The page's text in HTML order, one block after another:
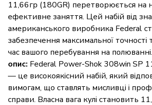
11,66гр (180GR) перетворюється на
ефективне заняття. Цей набій від
американського виробника Federal
забезпечення максимальної точності
час вашого перебування на полюванні.
опис: Federal Power-Shok 308win SP
— це високоякісний набій, який
вимогам, що ставлять мисливці і
справи. Власна вага кулі становить